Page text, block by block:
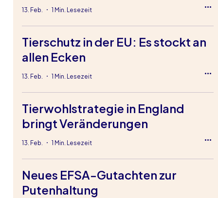
13. Feb. 1 Min. Lesezeit
Tierschutz in der EU: Es stockt an
allen Ecken
13. Feb. 1 Min. Lesezeit
Tierwohlstrategie in England
bringt Veränderungen
13. Feb. 1 Min. Lesezeit
Neues EFSA-Gutachten zur
Putenhaltung